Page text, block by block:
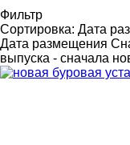
Фильтр
Сортировка: Дата
Дата размещения
выпуска - сначала